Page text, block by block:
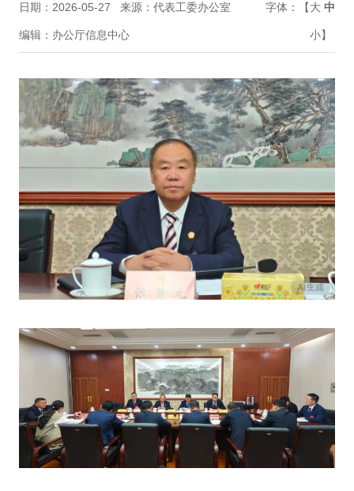
日期：2026-05-27 来源：代表工委办公室
编辑：办公厅信息中心
字体：【大 中
小】